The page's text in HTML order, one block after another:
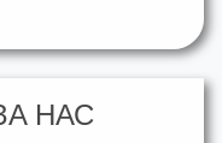
НАС